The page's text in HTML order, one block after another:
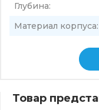
Глубина:
Материал корпуса:
Товар